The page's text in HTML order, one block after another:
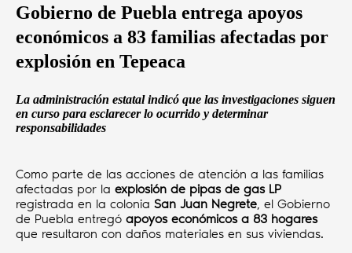
Gobierno de Puebla entrega apoyos
económicos a 83 familias afectadas por
explosión en Tepeaca
La administración estatal indicó que las investigaciones siguen
en curso para esclarecer lo ocurrido y determinar
responsabilidades
Como parte de las acciones de atención a las familias
afectadas por la explosión de pipas de gas LP
registrada en la colonia San Juan Negrete, el Gobierno
de Puebla entregó apoyos económicos a 83 hogares
que resultaron con daños materiales en sus viviendas.